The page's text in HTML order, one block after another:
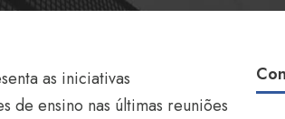
as iniciativas
de ensino nas últimas reuniões